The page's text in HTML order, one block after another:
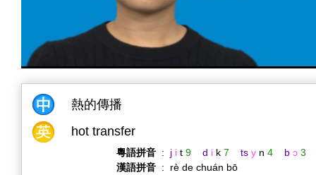
熱的傳播
hot transfer
粵語拼音 : j i t 9 d i k 7 ts y n 4 b ɔ 3
漢語拼音 :
rè de chuán bō